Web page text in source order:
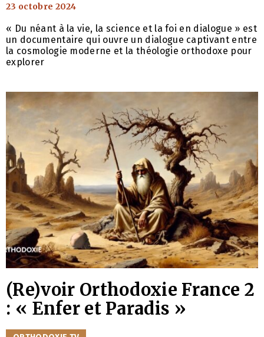
23 octobre 2024
« Du néant à la vie, la science et la foi en dialogue » est
un documentaire qui ouvre un dialogue captivant entre
la cosmologie moderne et la théologie orthodoxe pour
explorer
(Re)voir Orthodoxie France 2
: « Enfer et Paradis »